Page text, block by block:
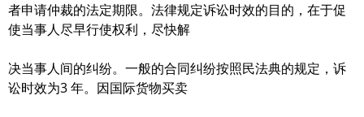
者申请仲裁的法定期限。法律规定诉讼时效的目的，在于促
使当事人尽早行使权利，尽快解
决当事人间的纠纷。一般的合同纠纷按照民法典的规定，诉
讼时效为3 年。因国际货物买卖